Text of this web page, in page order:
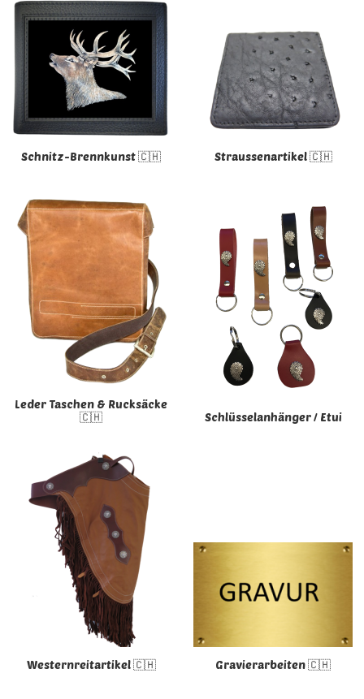
Schnitz-Brennkunst 🇨🇭 Straussenartikel 🇨🇭
Leder Taschen & Rucksäcke
🇨🇭
Schlüsselanhänger / Etui
Westernreitartikel 🇨🇭 Gravierarbeiten 🇨🇭